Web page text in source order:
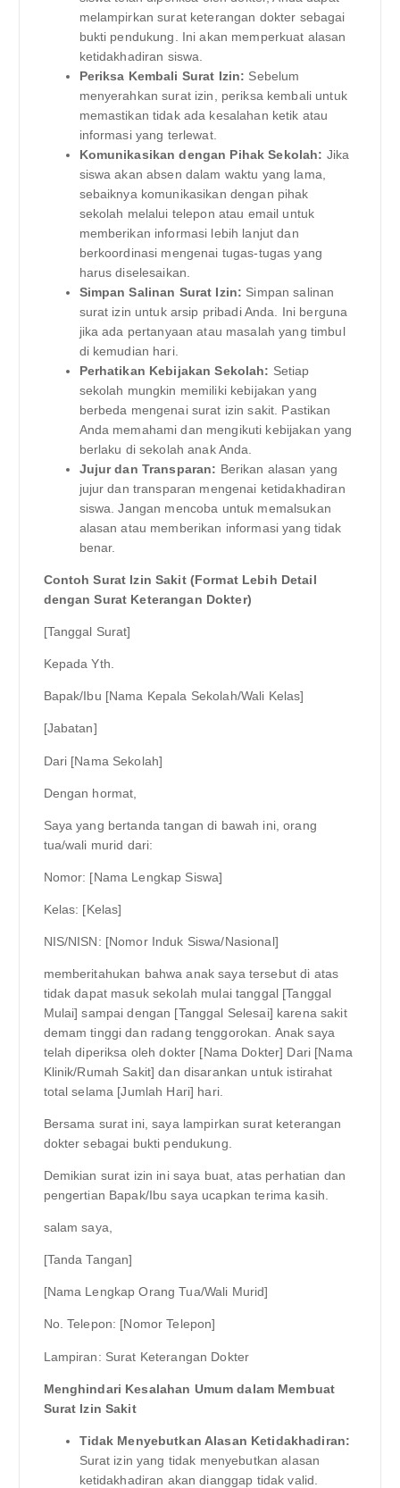
melampirkan surat keterangan dokter sebagai
bukti pendukung. Ini akan memperkuat alasan
ketidakhadiran siswa.
Periksa Kembali Surat Izin: Sebelum
menyerahkan surat izin, periksa kembali untuk
memastikan tidak ada kesalahan ketik atau
informasi yang terlewat.
Komunikasikan dengan Pihak Sekolah: Jika
siswa akan absen dalam waktu yang lama,
sebaiknya komunikasikan dengan pihak
sekolah melalui telepon atau email untuk
memberikan informasi lebih lanjut dan
berkoordinasi mengenai tugas-tugas yang
harus diselesaikan.
Simpan Salinan Surat Izin: Simpan salinan
surat izin untuk arsip pribadi Anda. Ini berguna
jika ada pertanyaan atau masalah yang timbul
di kemudian hari.
Perhatikan Kebijakan Sekolah: Setiap
sekolah mungkin memiliki kebijakan yang
berbeda mengenai surat izin sakit. Pastikan
Anda memahami dan mengikuti kebijakan yang
berlaku di sekolah anak Anda.
Jujur dan Transparan: Berikan alasan yang
jujur dan transparan mengenai ketidakhadiran
siswa. Jangan mencoba untuk memalsukan
alasan atau memberikan informasi yang tidak
benar.
Contoh Surat Izin Sakit (Format Lebih Detail
dengan Surat Keterangan Dokter)
[Tanggal Surat]
Kepada Yth.
Bapak/Ibu [Nama Kepala Sekolah/Wali Kelas]
[Jabatan]
Dari [Nama Sekolah]
Dengan hormat,
Saya yang bertanda tangan di bawah ini, orang
tua/wali murid dari:
Nomor: [Nama Lengkap Siswa]
Kelas: [Kelas]
NIS/NISN: [Nomor Induk Siswa/Nasional]
memberitahukan bahwa anak saya tersebut di atas
tidak dapat masuk sekolah mulai tanggal [Tanggal
Mulai] sampai dengan [Tanggal Selesai] karena sakit
demam tinggi dan radang tenggorokan. Anak saya
telah diperiksa oleh dokter [Nama Dokter] Dari [Nama
Klinik/Rumah Sakit] dan disarankan untuk istirahat
total selama [Jumlah Hari] hari.
Bersama surat ini, saya lampirkan surat keterangan
dokter sebagai bukti pendukung.
Demikian surat izin ini saya buat, atas perhatian dan
pengertian Bapak/Ibu saya ucapkan terima kasih.
salam saya,
[Tanda Tangan]
[Nama Lengkap Orang Tua/Wali Murid]
No. Telepon: [Nomor Telepon]
Lampiran: Surat Keterangan Dokter
Menghindari Kesalahan Umum dalam Membuat
Surat Izin Sakit
Tidak Menyebutkan Alasan Ketidakhadiran:
Surat izin yang tidak menyebutkan alasan
ketidakhadiran akan dianggap tidak valid.